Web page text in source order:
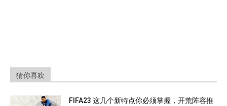
猜你喜欢
FIFA23 这几个新特点你必须掌握，开荒阵容推